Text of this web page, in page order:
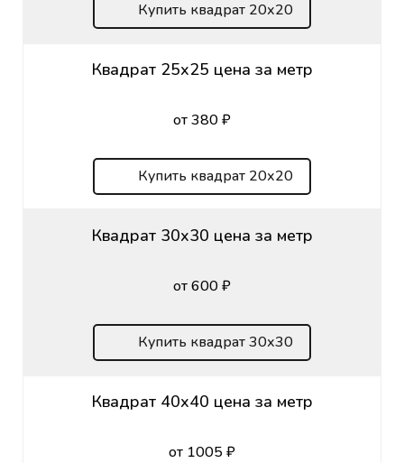
Купить квадрат 20х20
Квадрат 25х25 цена за метр
от 380 ₽
Купить квадрат 20х20
Квадрат 30х30 цена за метр
от 600 ₽
Купить квадрат 30х30
Квадрат 40х40 цена за метр
от 1005 ₽